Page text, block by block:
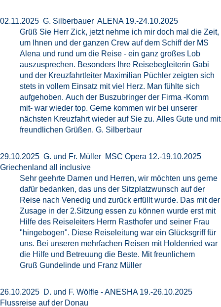
02.11.2025 G. Silberbauer ALENA 19.-24.10.2025
Grüß Sie Herr Zick, jetzt nehme ich mir doch mal die Zeit,
um Ihnen und der ganzen Crew auf dem Schiff der MS
Alena und rund um die Reise - ein ganz großes Lob
auszusprechen. Besonders Ihre Reisebegleiterin Gabi
und der Kreuzfahrtleiter Maximilian Püchler zeigten sich
stets in vollem Einsatz mit viel Herz. Man fühlte sich
aufgehoben. Auch der Buszubringer der Firma -Komm
mit- war wieder top. Gerne kommen wir bei unserer
nächsten Kreuzfahrt wieder auf Sie zu. Alles Gute und mit
freundlichen Grüßen. G. Silberbaur
29.10.2025 G. und Fr. Müller MSC Opera 12.-19.10.2025
Griechenland all inclusive
Sehr geehrte Damen und Herren, wir möchten uns gerne
dafür bedanken, das uns der Sitzplatzwunsch auf der
Reise nach Venedig und zurück erfüllt wurde. Das mit der
Zusage in der 2.Sitzung essen zu können wurde erst mit
Hilfe des Reiseleiters Herrn Rasthofer und seiner Frau
"hingebogen". Diese Reiseleitung war ein Glücksgriff für
uns. Bei unseren mehrfachen Reisen mit Holdenried war
die Hilfe und Betreuung die Beste. Mit freunlichem
Gruß Gundelinde und Franz Müller
26.10.2025 D. und F. Wölfle - ANESHA 19.-26.10.2025
Flussreise auf der Donau